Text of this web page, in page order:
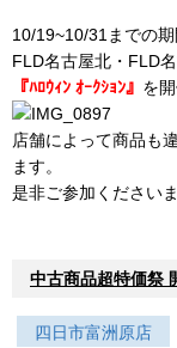
10/19~10/31までの期
FLD名古屋北・FLD
『ﾊﾛｳｨﾝ ｵｰｸｼｮﾝ』 を
店舗によって商品も
ます。
是非ご参加ください
中古商品超特価祭
四日市富洲原店